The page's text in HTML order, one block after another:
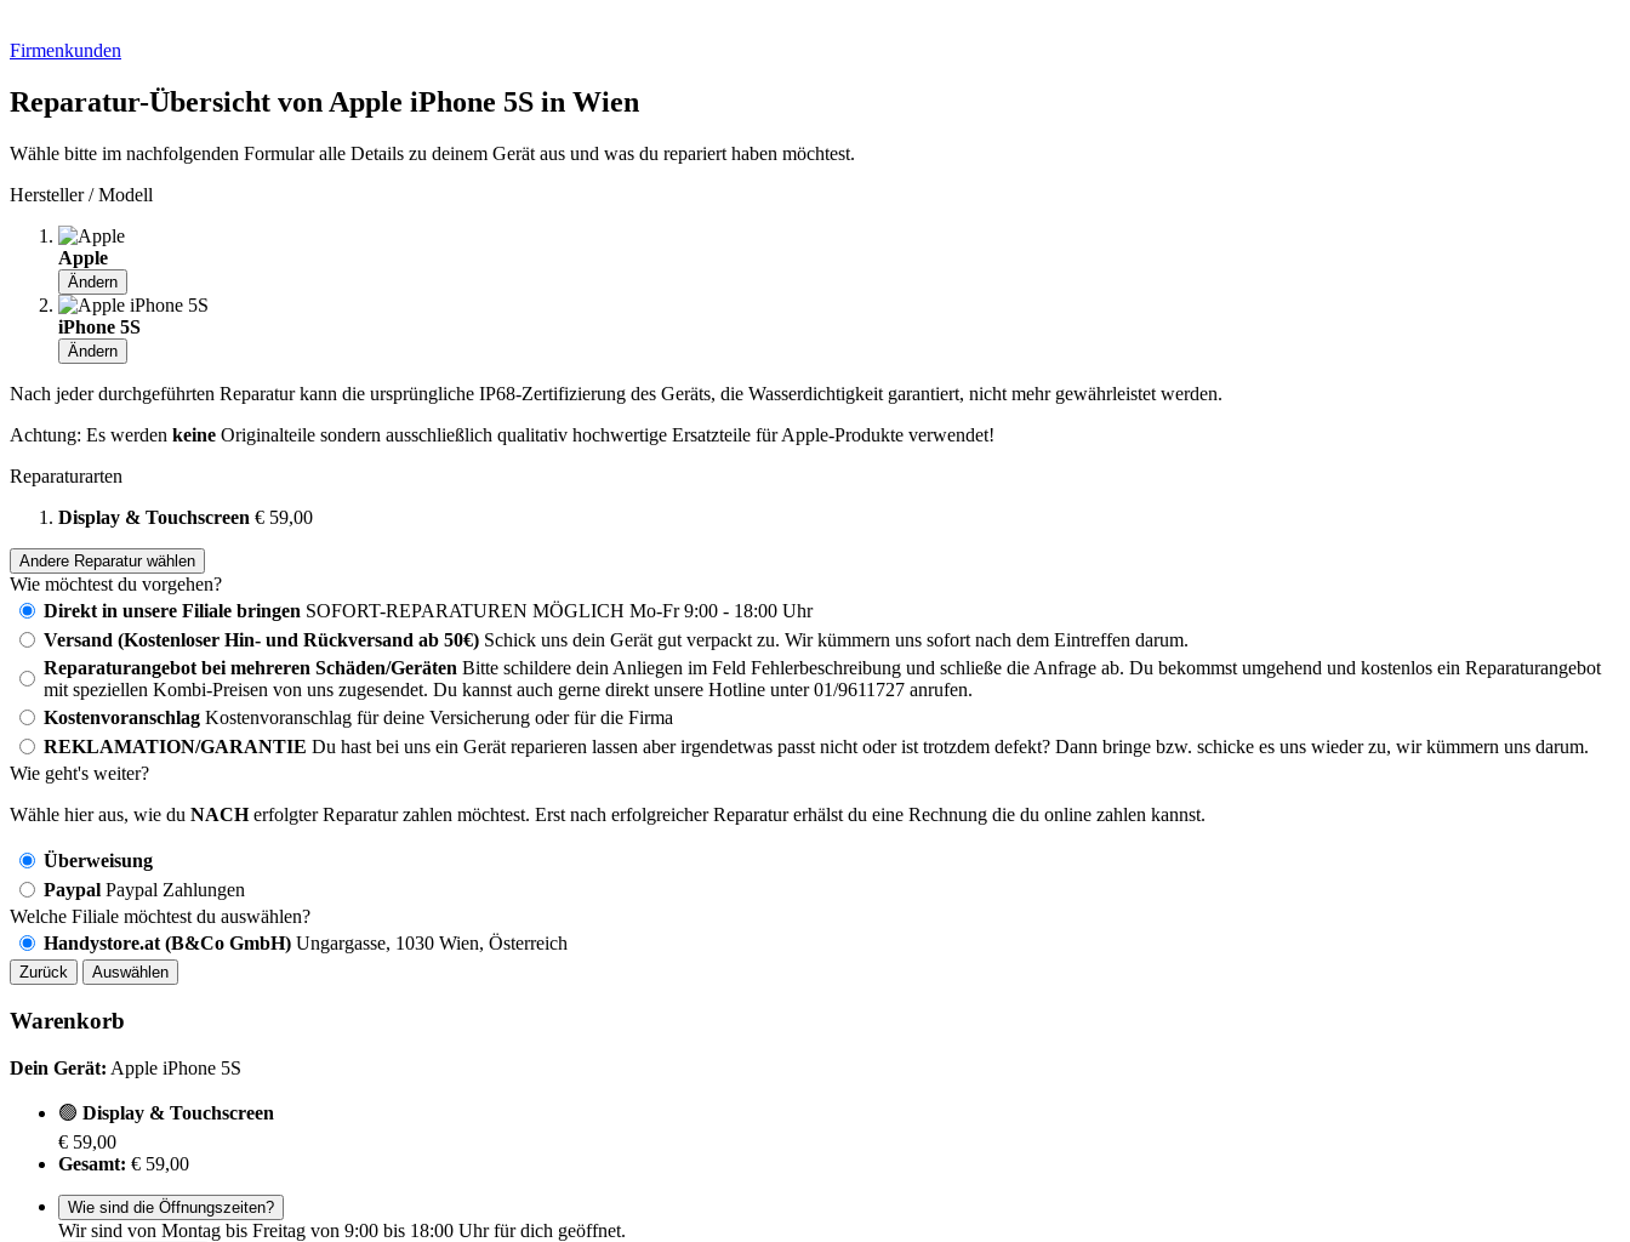
Firmenkunden
Reparatur-Übersicht von Apple iPhone 5S in Wien
Wähle bitte im nachfolgenden Formular alle Details zu deinem Gerät aus und was du repariert haben möchtest.
Hersteller / Modell
Apple
Ändern
iPhone 5S
Ändern
Nach jeder durchgeführten Reparatur kann die ursprüngliche IP68-Zertifizierung des Geräts, die Wasserdichtigkeit garantiert, nicht mehr gewährleistet werden.
Achtung: Es werden keine Originalteile sondern ausschließlich qualitativ hochwertige Ersatzteile für Apple-Produkte verwendet!
Reparaturarten
Display & Touchscreen € 59,00
Andere Reparatur wählen
Wie möchtest du vorgehen?
Direkt in unsere Filiale bringen SOFORT-REPARATUREN MÖGLICH Mo-Fr 9:00 - 18:00 Uhr
Versand (Kostenloser Hin- und Rückversand ab 50€) Schick uns dein Gerät gut verpackt zu. Wir kümmern uns sofort nach dem Eintreffen darum.
Reparaturangebot bei mehreren Schäden/Geräten Bitte schildere dein Anliegen im Feld Fehlerbeschreibung und schließe die Anfrage ab. Du bekommst umgehend und kostenlos ein Reparaturangebot
mit speziellen Kombi-Preisen von uns zugesendet. Du kannst auch gerne direkt unsere Hotline unter 01/9611727 anrufen.
Kostenvoranschlag Kostenvoranschlag für deine Versicherung oder für die Firma
REKLAMATION/GARANTIE Du hast bei uns ein Gerät reparieren lassen aber irgendetwas passt nicht oder ist trotzdem defekt? Dann bringe bzw. schicke es uns wieder zu, wir kümmern uns darum.
Wie geht's weiter?
Wähle hier aus, wie du NACHerfolgter Reparatur zahlen möchtest. Erst nach erfolgreicher Reparatur erhälst du eine Rechnung die du online zahlen kannst.
Überweisung
Paypal Paypal Zahlungen
Welche Filiale möchtest du auswählen?
Handystore.at (B&Co GmbH) Ungargasse, 1030 Wien, Österreich
Zurück Auswählen
Warenkorb
Dein Gerät: Apple iPhone 5S
🟢 Display & Touchscreen
€ 59,00
Gesamt: € 59,00
Wie sind die Öffnungszeiten?
Wir sind von Montag bis Freitag von 9:00 bis 18:00 Uhr für dich geöffnet.